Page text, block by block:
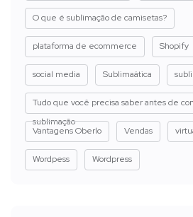
O que é sublimação de camisetas?
plataforma de ecommerce Shopify
social media Sublimaática
Tudo que você precisa saber antes de
sublimação
Vantagens Oberlo
Vendas
Wordpess Wordpress